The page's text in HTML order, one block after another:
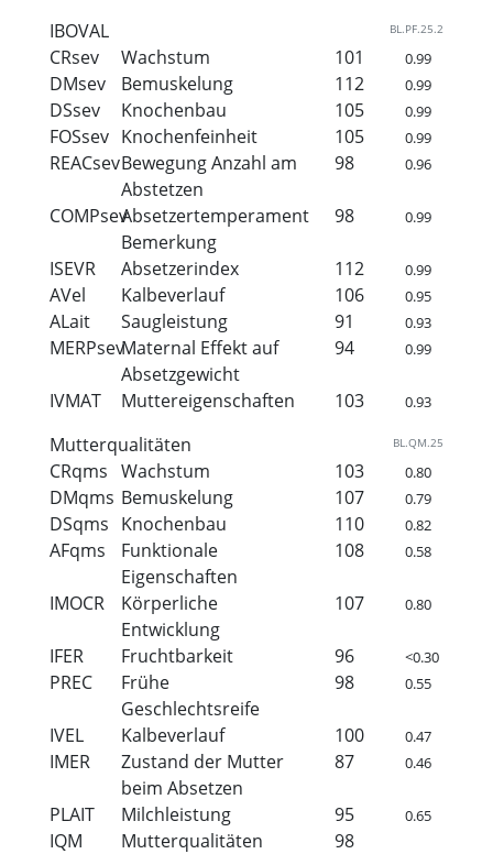
IBOVAL BL.PF.25.2
CRsev Wachstum 101 0.99
DMsev Bemuskelung 112 0.99
DSsev Knochenbau 105 0.99
FOSsev Knochenfeinheit 105 0.99
REACsevBewegung Anzahl am
Abstetzen
98 0.96
COMPsevAbsetzertemperament
Bemerkung
98 0.99
ISEVR Absetzerindex 112 0.99
AVel Kalbeverlauf 106 0.95
ALait Saugleistung 91 0.93
MERPsevMaternal Effekt auf
Absetzgewicht
94 0.99
IVMAT Muttereigenschaften 103 0.93
Mutterqualitäten BL.QM.25
CRqms Wachstum 103 0.80
DMqms Bemuskelung 107 0.79
DSqms Knochenbau 110 0.82
AFqms
Funktionale
Eigenschaften
108 0.58
IMOCR
Körperliche
Entwicklung
107 0.80
IFER Fruchtbarkeit 96 <0.30
PREC
Frühe
Geschlechtsreife
98 0.55
IVEL Kalbeverlauf 100 0.47
IMER
Zustand der Mutter
beim Absetzen
87 0.46
PLAIT Milchleistung 95 0.65
IQM Mutterqualitäten
98